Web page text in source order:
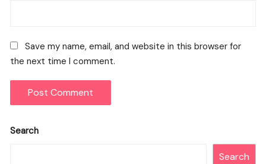
Save my name, email, and website in this browser for
the next time I comment.
Search
Search